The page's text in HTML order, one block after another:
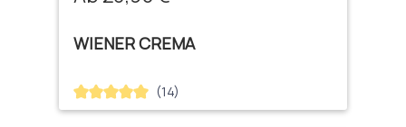
WIENER CREMA
Durchschnittliche Bewertung von 5 von 5 Sternen
(14)